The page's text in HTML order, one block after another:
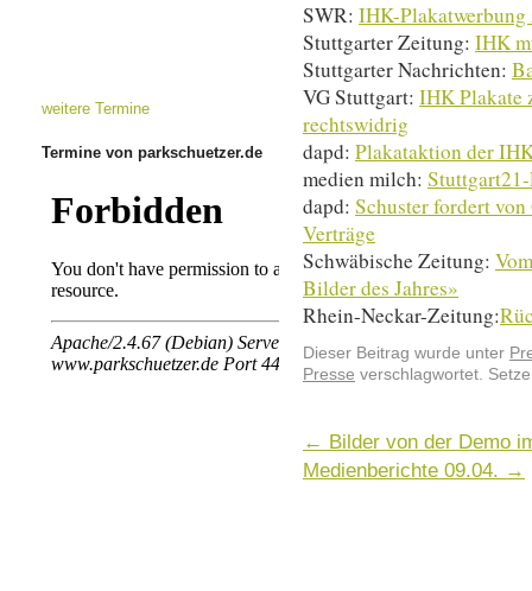
SWR: IHK-
Stuttgarter Zeitung: IHK
Stuttgarter Nachrichten:
VG Stuttgart: IHK Plakate
rechtswidrig
dapd: Plakataktion der
medien milch:
dapd: Schuster fordert
Verträge
Schwäbische Zeitung:
Bilder des Jahres»
Rhein-Neckar-Zeitung:
Dieser Beitrag wurde unter
Presse verschlagwortet.
← Bilder von der Demo
Medienberichte 09.04. →
weitere Termine
Termine von parkschuetzer.de